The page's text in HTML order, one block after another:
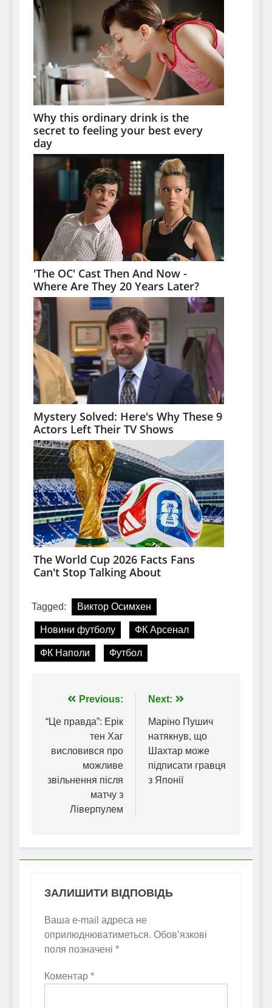
Tagged: Виктор Осимхен
Новини футболу ФК Арсенал
ФК Наполи Футбол
Навігація
записів
Previous:
“Це правда”: Ерік
тен Хаг
висловився про
можливе
звільнення після
матчу з
Ліверпулем
Next:
Маріно Пушич
натякнув, що
Шахтар може
підписати гравця
з Японії
ЗАЛИШИТИ ВІДПОВІДЬ
Ваша e-mail адреса не
оприлюднюватиметься. Обов’язкові
поля позначені *
Коментар *